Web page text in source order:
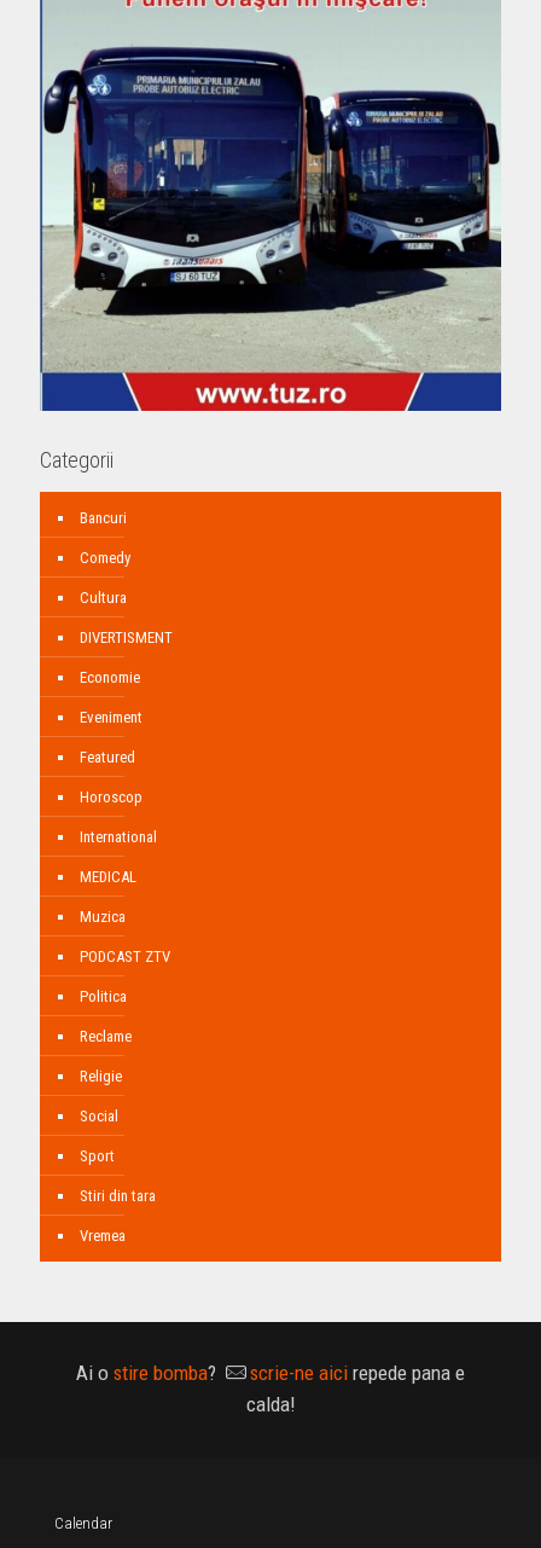
Categorii
Bancuri
Comedy
Cultura
DIVERTISMENT
Economie
Eveniment
Featured
Horoscop
International
MEDICAL
Muzica
PODCAST ZTV
Politica
Reclame
Religie
Social
Sport
Stiri din tara
Vremea
Ai o stire bomba? scrie-ne aici repede pana e
calda!
Calendar